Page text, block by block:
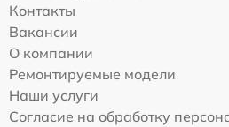
Контакты
Вакансии
О компании
Ремонтируемые модели
Наши услуги
Согласие на обработку